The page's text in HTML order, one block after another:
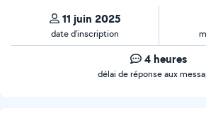
11 juin 2025
date d’inscription
4 heures
délai de réponse aux